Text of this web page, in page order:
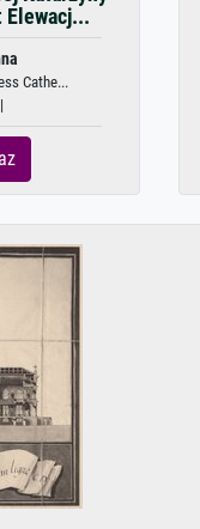
Cathe...